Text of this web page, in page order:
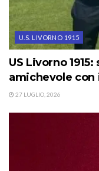
U.S. LIVORNO 1915
US Livorno
amichevole con
27 LUGLIO, 2026